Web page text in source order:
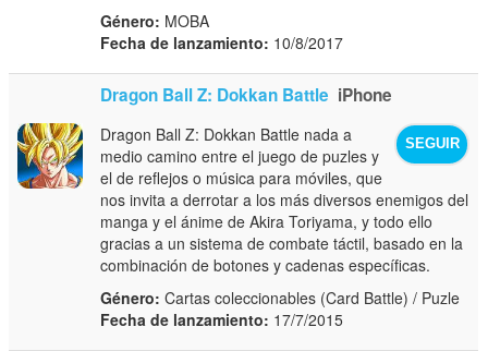
Género: MOBA
Fecha de lanzamiento: 10/8/2017
Dragon Ball Z: Dokkan Battle iPhone
SEGUIR
Dragon Ball Z: Dokkan Battle nada a
medio camino entre el juego de puzles y
el de reflejos o música para móviles, que
nos invita a derrotar a los más diversos enemigos del
manga y el ánime de Akira Toriyama, y todo ello
gracias a un sistema de combate táctil, basado en la
combinación de botones y cadenas específicas.
Género: Cartas coleccionables (Card Battle) / Puzle
Fecha de lanzamiento: 17/7/2015